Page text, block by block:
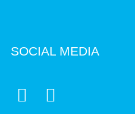
SOCIAL MEDIA
 